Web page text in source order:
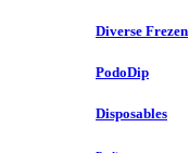
Diverse Frezen
PodoDip
Disposables